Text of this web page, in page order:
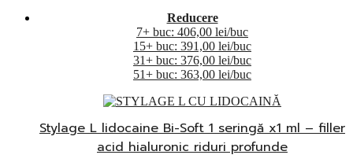
Reducere
7+ buc: 406,00 lei/buc
15+ buc: 391,00 lei/buc
31+ buc: 376,00 lei/buc
51+ buc: 363,00 lei/buc
Stylage L lidocaine Bi-Soft 1 seringă x1 ml – filler
acid hialuronic riduri profunde